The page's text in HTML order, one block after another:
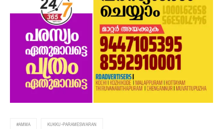
#AMMA KUKKU-PARAMESWARAN